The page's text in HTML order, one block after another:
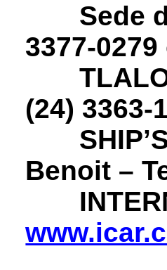
Sede do
3377-
(24) 3363-
SHIP’S
Benoit –